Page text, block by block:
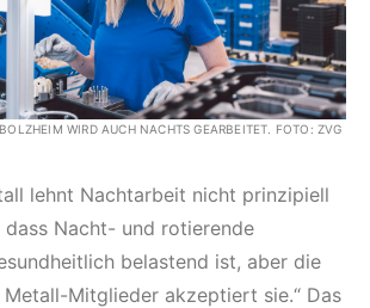
WIRD AUCH NACHTS GEARBEITET. FOTO: ZVG
lehnt Nachtarbeit nicht prinzipiell
dass Nacht- und rotierende
belastend ist, aber die
Metall-Mitglieder akzeptiert sie.“ Das